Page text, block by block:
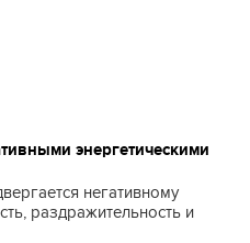
энергетическими
негативному
раздражительность и